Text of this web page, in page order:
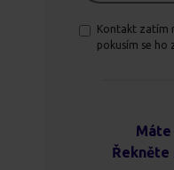
Kontakt zatím
pokusím se ho
Máte
Řekněte